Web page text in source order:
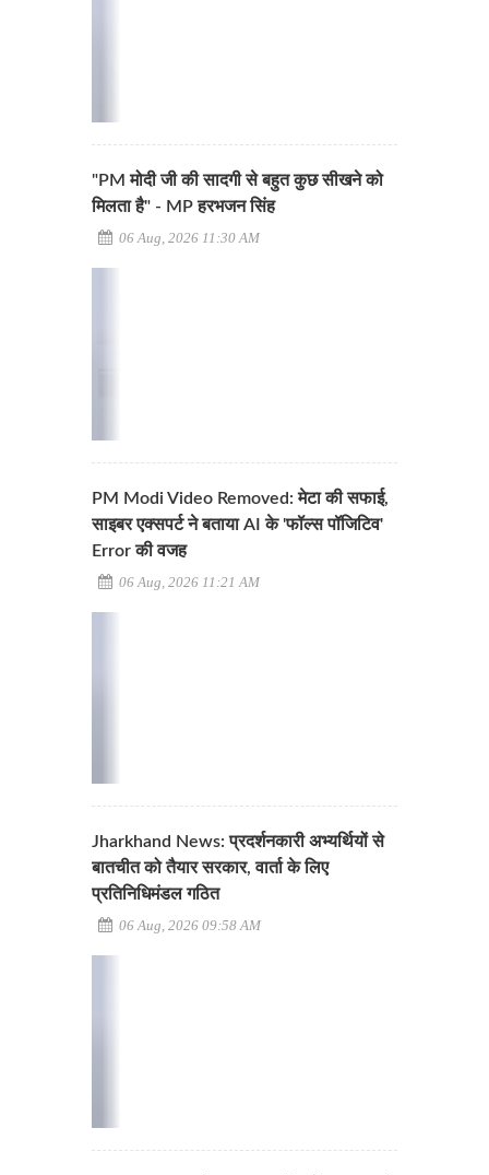
"PM मोदी जी की सादगी से बहुत कुछ सीखने को
मिलता है" - MP हरभजन सिंह
06 Aug, 2026 11:30 AM
PM Modi Video Removed: मेटा की सफाई,
साइबर एक्सपर्ट ने बताया AI के 'फॉल्स पॉजिटिव'
Error की वजह
06 Aug, 2026 11:21 AM
Jharkhand News: प्रदर्शनकारी अभ्यर्थियों से
बातचीत को तैयार सरकार, वार्ता के लिए
प्रतिनिधिमंडल गठित
06 Aug, 2026 09:58 AM